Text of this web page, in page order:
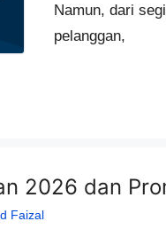
Namun, dari
pelanggan,
2026 dan
Faizal